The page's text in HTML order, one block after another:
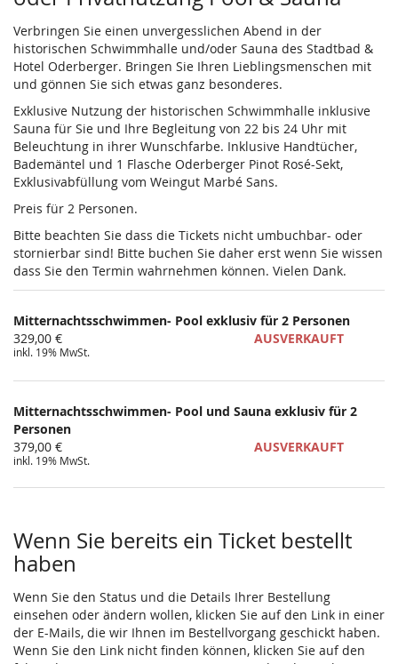
Verbringen Sie einen unvergesslichen Abend in der
historischen Schwimmhalle und/oder Sauna des Stadtbad &
Hotel Oderberger. Bringen Sie Ihren Lieblingsmenschen mit
und gönnen Sie sich etwas ganz besonderes.
Exklusive Nutzung der historischen Schwimmhalle inklusive
Sauna für Sie und Ihre Begleitung von 22 bis 24 Uhr mit
Beleuchtung in ihrer Wunschfarbe. Inklusive Handtücher,
Bademäntel und 1 Flasche Oderberger Pinot Rosé-Sekt,
Exklusivabfüllung vom Weingut Marbé Sans.
Preis für 2 Personen.
Bitte beachten Sie dass die Tickets nicht umbuchbar- oder
stornierbar sind! Bitte buchen Sie daher erst wenn Sie wissen
dass Sie den Termin wahrnehmen können. Vielen Dank.
Mitternachtsschwimmen- Pool exklusiv für 2 Personen
329,00 €
inkl. 19% MwSt.
AUSVERKAUFT
Mitternachtsschwimmen- Pool und Sauna exklusiv für 2
Personen
379,00 €
inkl. 19% MwSt.
AUSVERKAUFT
Wenn Sie bereits ein Ticket bestellt
haben
Wenn Sie den Status und die Details Ihrer Bestellung
einsehen oder ändern wollen, klicken Sie auf den Link in einer
der E-Mails, die wir Ihnen im Bestellvorgang geschickt haben.
Wenn Sie den Link nicht finden können, klicken Sie auf den